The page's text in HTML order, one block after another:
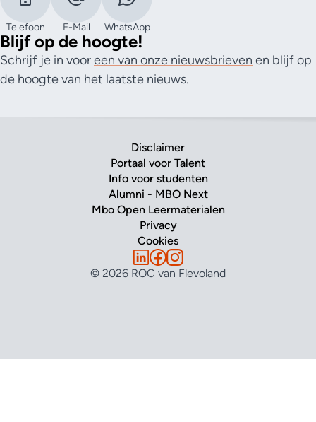
Telefoon E-Mail WhatsApp
Blijf op de hoogte!
Schrijf je in vooreen van onze nieuwsbrieven en blijf op
de hoogte van het laatste nieuws.
Disclaimer
Portaal voor Talent
Info voor studenten
Alumni - MBO Next
Mbo Open Leermaterialen
Privacy
Cookies
© 2026 ROC van Flevoland